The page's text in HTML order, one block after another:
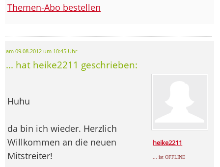
Themen-Abo bestellen
am 09.08.2012 um 10:45 Uhr
... hat heike2211 geschrieben:
heike2211
... ist OFFLINE
Huhu
da bin ich wieder. Herzlich
Willkommen an die neuen
Mitstreiter!